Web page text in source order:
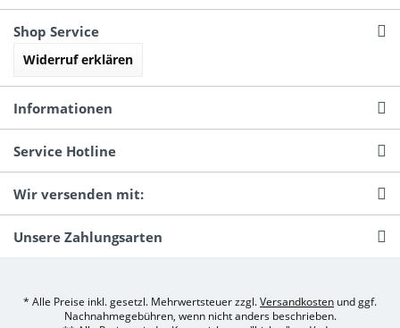
Shop Service
Widerruf erklären
Informationen
Service Hotline
Wir versenden mit:
Unsere Zahlungsarten
* Alle Preise inkl. gesetzl. Mehrwertsteuer zzgl.Versandkosten und ggf.
Nachnahmegebühren, wenn nicht anders beschrieben.